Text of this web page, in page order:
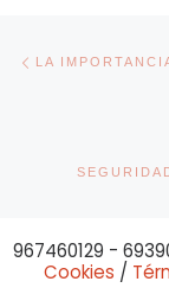
LA
967460129 -
Cookies /